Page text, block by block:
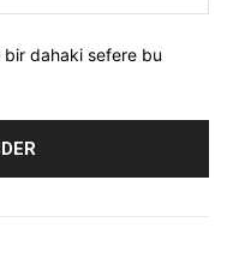
bir dahaki sefere bu